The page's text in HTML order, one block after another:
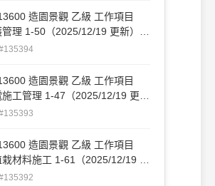
造園景觀 乙級 工作項目
理 1-50（2025/12/19 更新）
造園景觀 乙級 工作項目
工管理 1-47（2025/12/19 更
造園景觀 乙級 工作項目
材料施工 1-61（2025/12/19 更